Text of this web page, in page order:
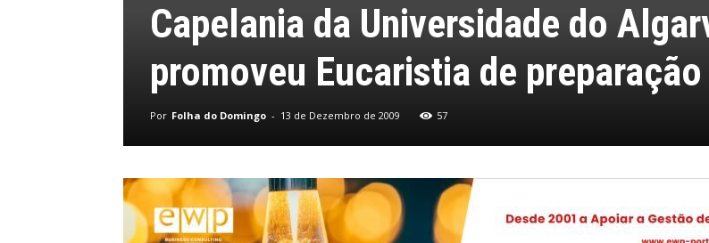
Capelania da Universidade do
promoveu Eucaristia de
Por Folha do Domingo - 13 de Dezembro de 2009 57